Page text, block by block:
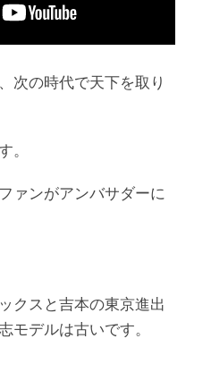
次の時代で天下を取り
。
ァンがアンバサダーに
クスと吉本の東京進出
モデルは古いです。